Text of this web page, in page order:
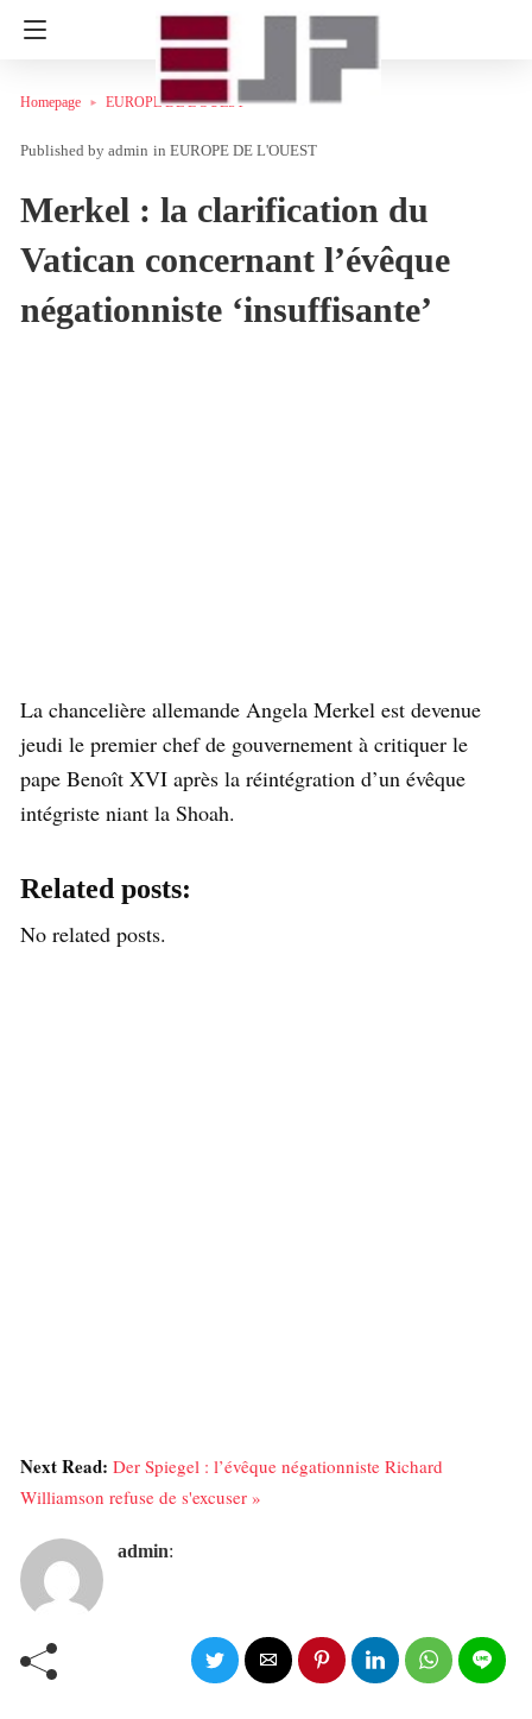
Homepage EUROPE DE L'OUEST
admin in EUROPE DE L'OUEST
Merkel : la clarification du
Vatican concernant l’évêque
négationniste ‘insuffisante’
La chancelière allemande Angela Merkel est devenue
jeudi le premier chef de gouvernement à critiquer le
pape Benoît XVI après la réintégration d’un évêque
intégriste niant la Shoah.
Related posts:
No related posts.
Next Read: Der Spiegel : l’évêque négationniste Richard
Williamson refuse de s'excuser »
admin: